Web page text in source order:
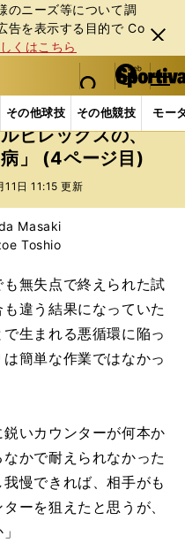
のニーズ等について調
告を表⽰する⽬的で Co
くはこちら
閉じ
る
web Sportiva (webスポルティーバ)
検索
マイペ
ー
ジ
メニュ
その他球技 その他競技 モー
グ他 Jリーグ 勝てる
ビレックスの、
」 (4ページ目)
11日 11:15 更新
Masaki
Toshio
無失点で終えられた試
違う結果になっていた
生まれる悪循環に陥っ
簡単な作業ではなかっ
鋭いカウンターが何本か
かで耐えられなかった
慢できれば、相手がも
ーを狙えたと思うが、